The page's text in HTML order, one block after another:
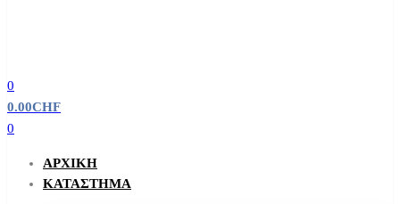
0
0.00CHF
0
ΑΡΧΙΚΉ
ΚΑΤΆΣΤΗΜΑ